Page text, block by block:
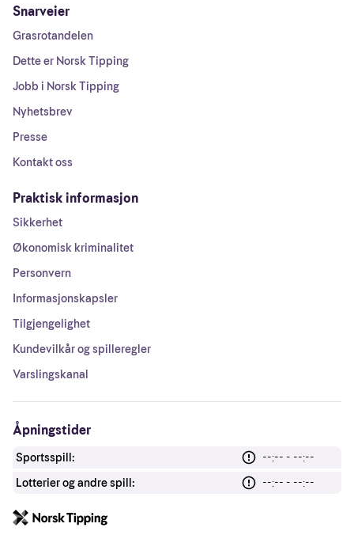
Snarveier
Grasrotandelen
Dette er Norsk Tipping
Jobb i Norsk Tipping
Nyhetsbrev
Presse
Kontakt oss
Praktisk informasjon
Sikkerhet
Økonomisk kriminalitet
Personvern
Informasjonskapsler
Tilgjengelighet
Kundevilkår og spilleregler
Varslingskanal
Åpningstider
Sportsspill:
--:-- - --:--
Lotterier og andre spill:
--:-- - --:--